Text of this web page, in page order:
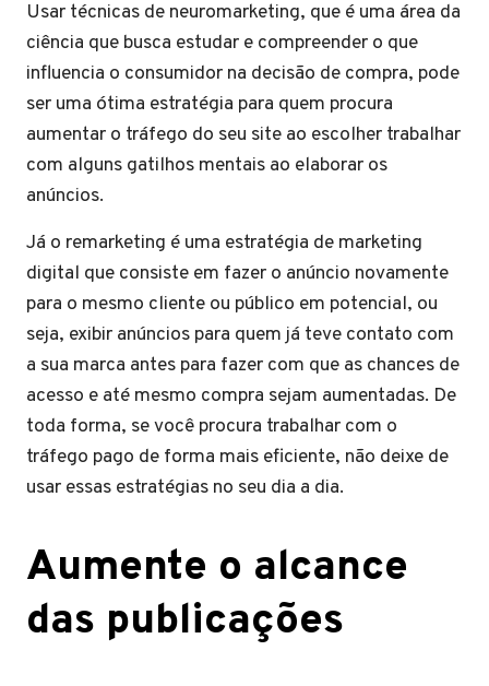
Usar técnicas de neuromarketing, que é uma área da
ciência que busca estudar e compreender o que
influencia o consumidor na decisão de compra, pode
ser uma ótima estratégia para quem procura
aumentar o tráfego do seu site ao escolher trabalhar
com alguns gatilhos mentais ao elaborar os
anúncios.
Já o remarketing é uma estratégia de marketing
digital que consiste em fazer o anúncio novamente
para o mesmo cliente ou público em potencial, ou
seja, exibir anúncios para quem já teve contato com
a sua marca antes para fazer com que as chances de
acesso e até mesmo compra sejam aumentadas. De
toda forma, se você procura trabalhar com o
tráfego pago de forma mais eficiente, não deixe de
usar essas estratégias no seu dia a dia.
Aumente o alcance
das publicações